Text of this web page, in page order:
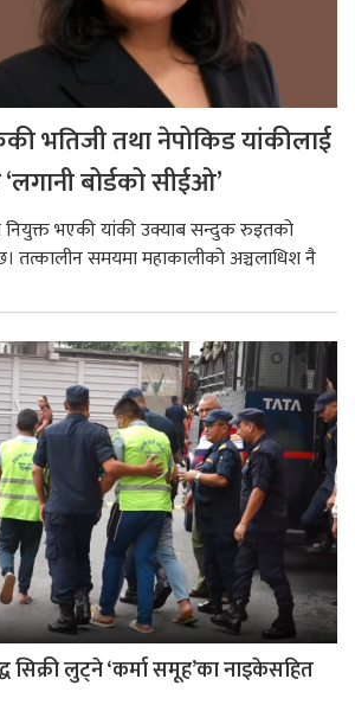
भतिजी तथा नेपोकिड यांकीलाई
बोर्डको सीईओ’
नियुक्त भएकी यांकी उक्याब सन्दुक रुइतको
तत्कालीन समयमा महाकालीको अञ्चलाधिश नै
सिक्री लुट्ने ‘कर्मा समूह’का नाइकेसहित